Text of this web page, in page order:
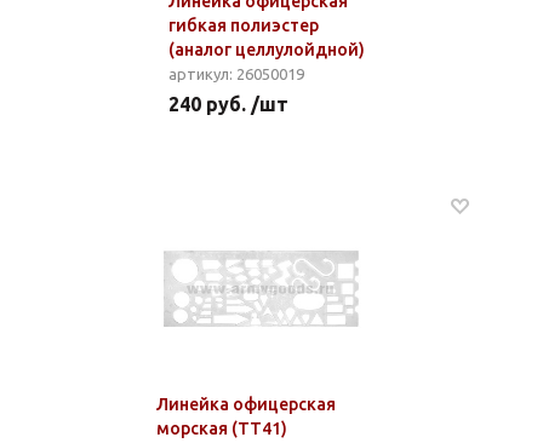
гибкая полиэстер
(аналог целлулойдной)
артикул: 26050019
240 руб. /шт
Линейка офицерская
морская (ТТ41)